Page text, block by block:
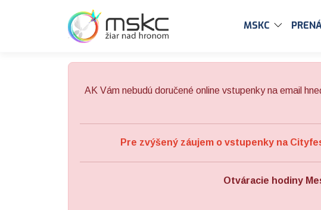
MSKC
AK Vám nebudú doručené online vstupenky na email
Pre zvýšený záujem o vstupenky na
Otváracie hodiny